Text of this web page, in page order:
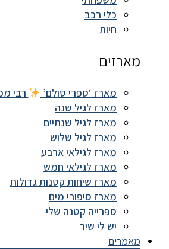
כלי רכב
חיות
מארזים
מארז ‘ספרי סולם’
רבי
מארז לגיל שנה
מארז לגיל שנתיים
מארז לגיל שלוש
מארז לגילאי ארבע
מארז לגילאי חמש
מארז שיחות קטנות גדולות
מארז סיפורי מים
ספרייה קטנה שלי
יש לי שיר
מאמרים